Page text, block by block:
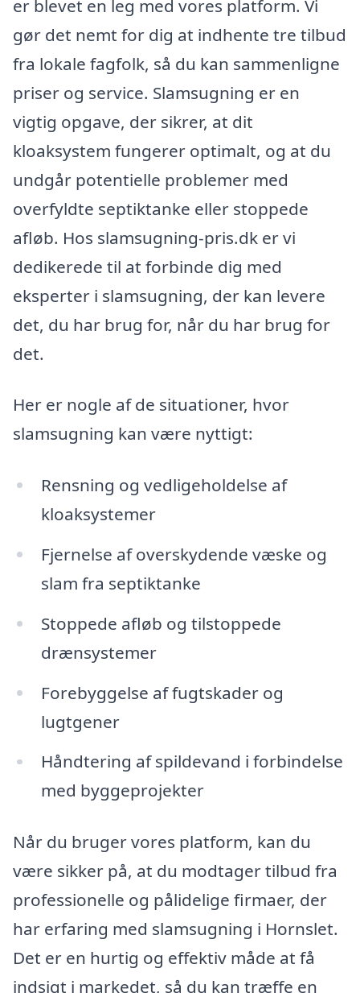
er blevet en leg med vores platform. Vi
gør det nemt for dig at indhente tre tilbud
fra lokale fagfolk, så du kan sammenligne
priser og service. Slamsugning er en
vigtig opgave, der sikrer, at dit
kloaksystem fungerer optimalt, og at du
undgår potentielle problemer med
overfyldte septiktanke eller stoppede
afløb. Hos slamsugning-pris.dk er vi
dedikerede til at forbinde dig med
eksperter i slamsugning, der kan levere
det, du har brug for, når du har brug for
det.
Her er nogle af de situationer, hvor
slamsugning kan være nyttigt:
Rensning og vedligeholdelse af
kloaksystemer
Fjernelse af overskydende væske og
slam fra septiktanke
Stoppede afløb og tilstoppede
drænsystemer
Forebyggelse af fugtskader og
lugtgener
Håndtering af spildevand i forbindelse
med byggeprojekter
Når du bruger vores platform, kan du
være sikker på, at du modtager tilbud fra
professionelle og pålidelige firmaer, der
har erfaring med slamsugning i Hornslet.
Det er en hurtig og effektiv måde at få
indsigt i markedet, så du kan træffe en